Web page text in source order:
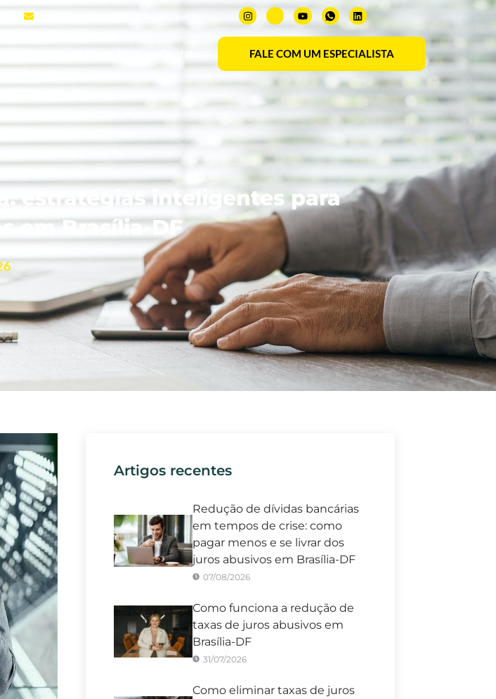
FALE COM UM ESPECIALISTA
estratégias inteligentes para
em Brasília-DF
Artigos recentes
Redução de dívidas bancárias
em tempos de crise: como
pagar menos e se livrar dos
juros abusivos em Brasília-DF
07/08/2026
Como funciona a redução de
taxas de juros abusivos em
Brasília-DF
31/07/2026
Como eliminar taxas de juros